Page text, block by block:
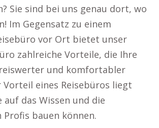
Sie sind bei uns genau dort, wo
Im Gegensatz zu einem
vor Ort bietet unser
zahlreiche Vorteile, die Ihre
und komfortabler
Vorteil eines Reisebüros liegt
auf das Wissen und die
Profis bauen können.